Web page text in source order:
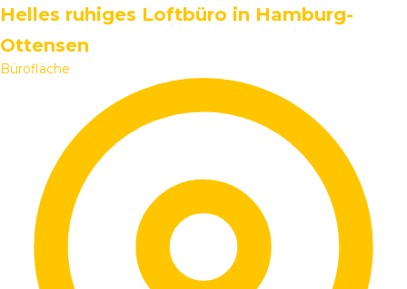
Helles ruhiges Loftbüro in Hamburg-
Ottensen
Bürofläche